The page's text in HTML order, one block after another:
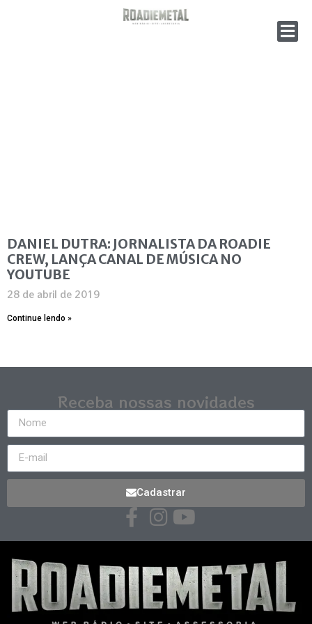
DANIEL DUTRA: JORNALISTA DA ROADIE
CREW, LANÇA CANAL DE MÚSICA NO
YOUTUBE
28 de abril de 2019
Continue lendo »
Receba nossas novidades
Cadastrar